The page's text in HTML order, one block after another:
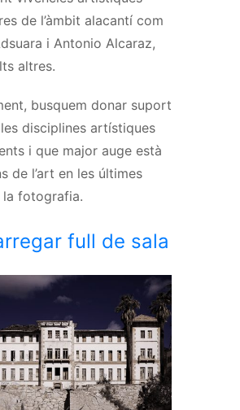
de l’àmbit alacantí com
i Antonio Alcaraz,
altres.
busquem donar suport
disciplines artístiques
i que major auge està
de l’art en les últimes
la fotografia.
full de sala